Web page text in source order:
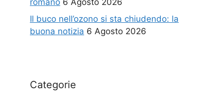
romano 6 Agosto 2026
Il buco nell’ozono si sta chiudendo: la
buona notizia 6 Agosto 2026
Categorie